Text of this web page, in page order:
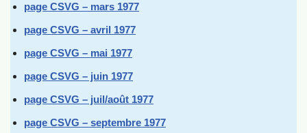
page CSVG – mars 1977
page CSVG – avril 1977
page CSVG – mai 1977
page CSVG – juin 1977
page CSVG – juil/août 1977
page CSVG – septembre 1977